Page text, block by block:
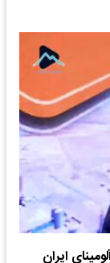
ایران